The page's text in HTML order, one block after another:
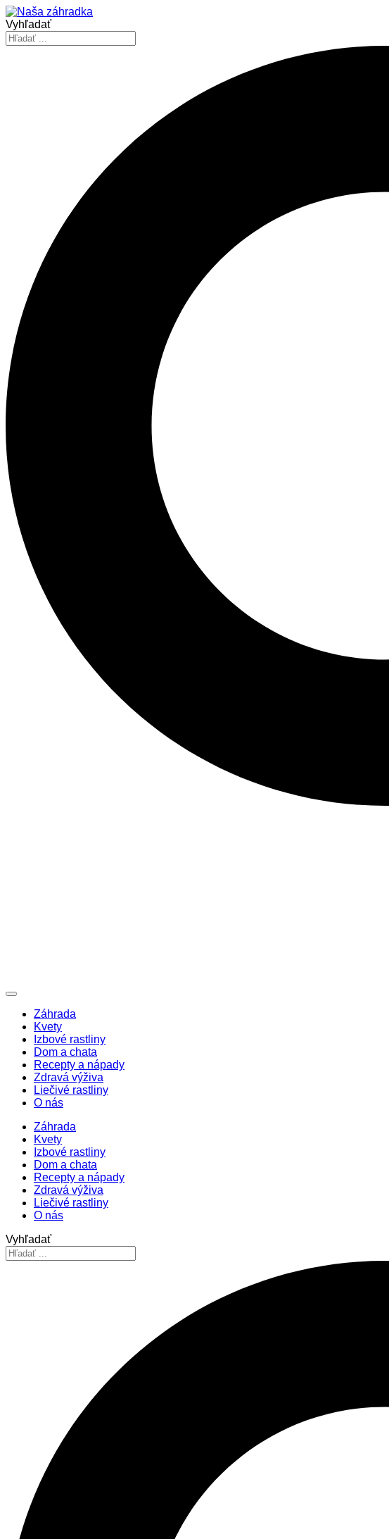
Vyhľadať
Záhrada
Kvety
Izbové rastliny
Dom a chata
Recepty a nápady
Zdravá výživa
Liečivé rastliny
O nás
Záhrada
Kvety
Izbové rastliny
Dom a chata
Recepty a nápady
Zdravá výživa
Liečivé rastliny
O nás
Vyhľadať